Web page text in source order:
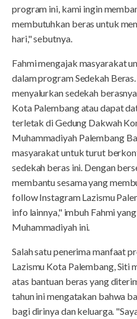
program ini, kami ingin
membutuhkan beras untuk
hari," sebutnya.
Fahmi mengajak masyarakat
dalam program Sedekah
menyalurkan sedekah
Kota Palembang atau dapat
terletak di Gedung Dakwah
Muhammadiyah Palembang
masyarakat untuk turut
sedekah beras ini. Dengan
membantu sesama yang
follow Instagram Lazismu
info lainnya," imbuh Fahmi
Muhammadiyah ini.
Salah satu penerima manfaat
Lazismu Kota Palembang, Siti
atas bantuan beras yang
tahun ini mengatakan bahwa
bagi dirinya dan keluarga.